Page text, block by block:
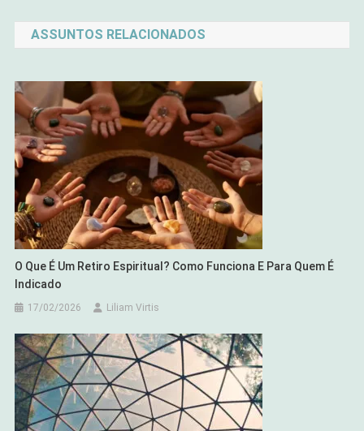
de
Post
ASSUNTOS RELACIONADOS
O Que É Um Retiro Espiritual? Como Funciona E Para Quem É
Indicado
17/02/2026 Liliam Virtis